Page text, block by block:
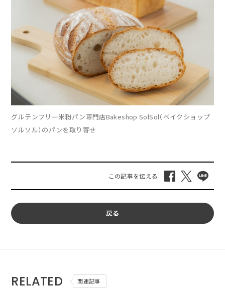
グルテンフリー米粉パン専門店Bakeshop SolSol（ベイクショップ
ソルソル）のパンを取り寄せ
戻る
RELATED 関連記事